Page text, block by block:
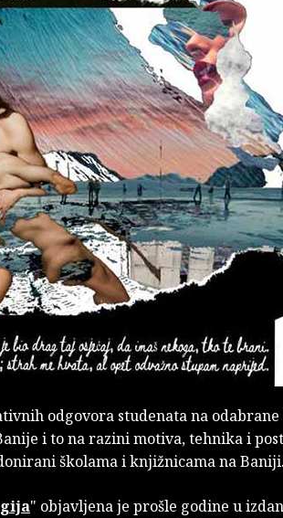
odgovora studenata na odabrane
i to na razini motiva, tehnika i
školama i knjižnicama na
" objavljena je prošle godine u